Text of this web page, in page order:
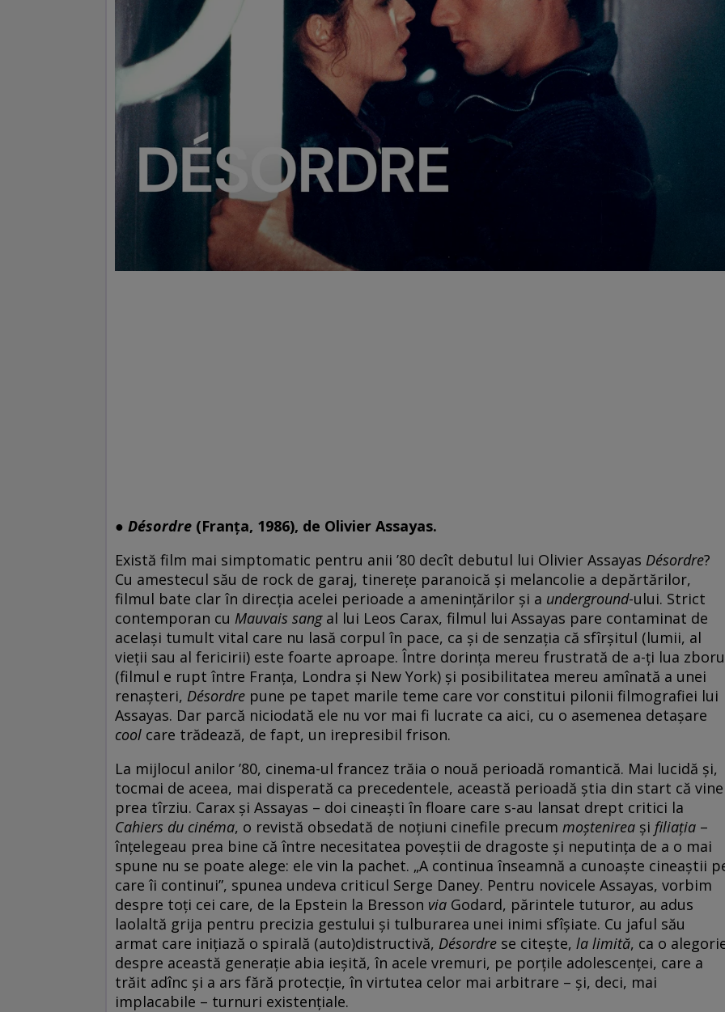
● Désordre (Franța, 1986), de Olivier Assayas.
Există film mai simptomatic pentru anii ’80 decît debutul lui Olivier Assayas Désordre?
Cu amestecul său de rock de garaj, tinerețe paranoică și melancolie a depărtărilor,
filmul bate clar în direcția acelei perioade a amenințărilor și a underground-ului. Strict
contemporan cu Mauvais sangal lui Leos Carax, filmul lui Assayas pare contaminat de
același tumult vital care nu lasă corpul în pace, ca și de senzația că sfîrșitul (lumii, al
vieții sau al fericirii) este foarte aproape. Între dorința mereu frustrată de a-ți lua
(filmul e rupt între Franța, Londra și New York) și posibilitatea mereu amînată a unei
renașteri, Désordre pune pe tapet marile teme care vor constitui pilonii filmografiei lui
Assayas. Dar parcă niciodată ele nu vor mai fi lucrate ca aici, cu o asemenea detașare
cool care trădează, de fapt, un irepresibil frison.
La mijlocul anilor ’80, cinema-ul francez trăia o nouă perioadă romantică. Mai lucidă și,
tocmai de aceea, mai disperată ca precedentele, această perioadă știa din start că vine
prea tîrziu. Carax și Assayas – doi cineaști în floare care s-au lansat drept critici la
Cahiers du cinéma, o revistă obsedată de noțiuni cinefile precum moștenirea și filiația –
înțelegeau prea bine că între necesitatea poveștii de dragoste și neputința de a o mai
spune nu se poate alege: ele vin la pachet. „A continua înseamnă a cunoaște cineaștii
care îi continui”, spunea undeva criticul Serge Daney. Pentru novicele Assayas, vorbim
despre toți cei care, de la Epstein la Bresson via Godard, părintele tuturor, au adus
laolaltă grija pentru precizia gestului și tulburarea unei inimi sfîșiate. Cu jaful său
armat care inițiază o spirală (auto)distructivă, Désordre se citește, la limită, ca o
despre această generație abia ieșită, în acele vremuri, pe porțile adolescenței, care a
trăit adînc și a ars fără protecție, în virtutea celor mai arbitrare – și, deci, mai
implacabile – turnuri existențiale.